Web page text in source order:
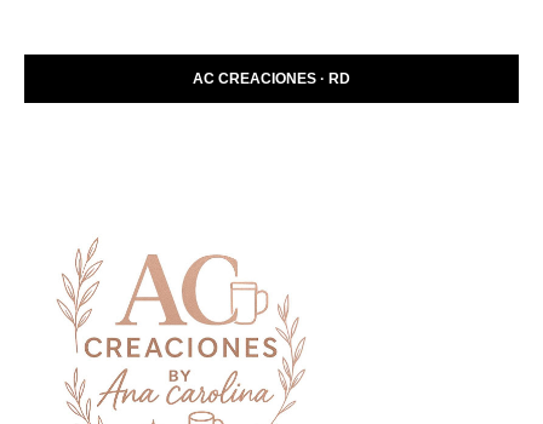
AC CREACIONES · RD